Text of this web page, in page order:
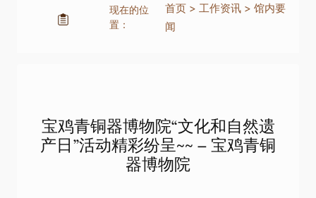
现在的位
置：
首页> 工作资讯> 馆内要
闻
宝鸡青铜器博物院“文化和自然遗
产日”活动精彩纷呈~~ – 宝鸡青铜
器博物院